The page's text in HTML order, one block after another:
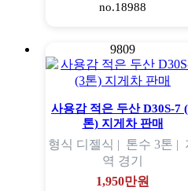
no.18988
9809
사용감 적은 두산 D30S-7
톤) 지게차 판매
형식 디젤식 | 톤수 3톤 |
역 경기
1,950만원